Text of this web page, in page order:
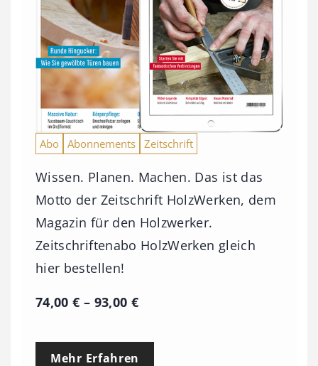
Abo Abonnements Zeitschrift
Wissen. Planen. Machen. Das ist das
Motto der Zeitschrift HolzWerken, dem
Magazin für den Holzwerker.
Zeitschriftenabo HolzWerken gleich
hier bestellen!
74,00€ – 93,00 €P
e
Mehr Erfahren